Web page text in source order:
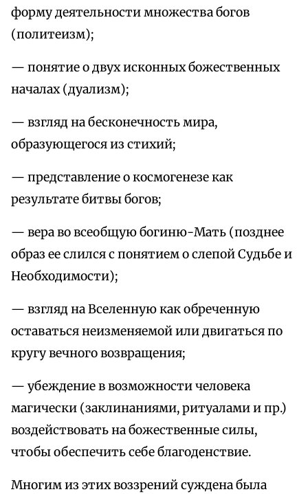
форму деятельности множества богов
(политеизм);
— понятие о двух исконных божественных
началах (дуализм);
— взгляд на бесконечность мира,
образующегося из стихий;
— представление о космогенезе как
результате битвы богов;
— вера во всеобщую богиню-Мать (позднее
образ ее слился с понятием о слепой Судьбе и
Необходимости);
— взгляд на Вселенную как обреченную
оставаться неизменяемой или двигаться по
кругу вечного возвращения;
— убеждение в возможности человека
магически (заклинаниями, ритуалами и пр.)
воздействовать на божественные силы,
чтобы обеспечить себе благоденствие.
Многим из этих воззрений суждена была